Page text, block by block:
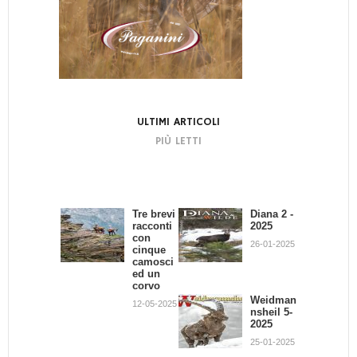
ULTIMI ARTICOLI
PIÙ LETTI
Tre brevi
racconti
con
cinque
camosci
ed un
corvo
12-05-2025
Diana 2 -
2025
26-01-2025
Weidman
nsheil 5-
2025
25-01-2025
Bando di
Concors
o:
Scrivend
o e
Cacciand
o
30-09-2013
La
dignità
Cacciator
Giovanni
Battista